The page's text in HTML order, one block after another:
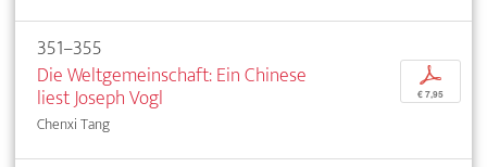
351–355
Die Weltgemeinschaft: Ein Chinese
liest Joseph Vogl
Chenxi Tang
p
€ 7,95